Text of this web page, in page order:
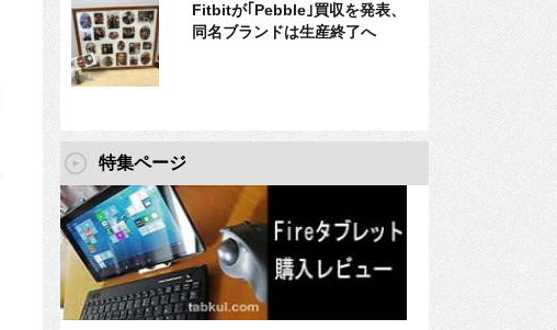
Fitbitが｢Pebble｣買収を発表、
同名ブランドは生産終了へ
特集ページ